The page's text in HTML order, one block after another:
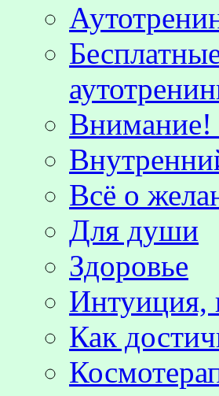
Всё о
Для души
Здоровье
Интуиция,
Как